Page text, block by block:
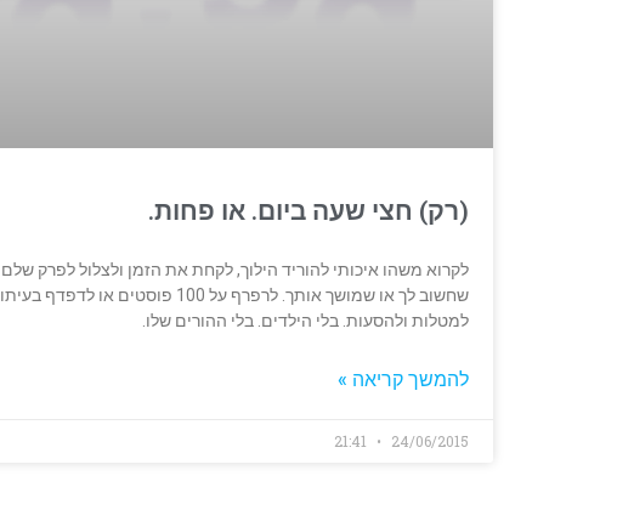
(רק) חצי שעה ביום. או פחות.
לקרוא משהו איכותי להוריד הילוך, לקחת את הזמן ולצלול לפרק
שחשוב לך או שמושך אותך. לרפרף
למטלות ולהסעות. בלי הילדים. בלי ההורים שלו.
להמשך קריאה »
24/06/2015